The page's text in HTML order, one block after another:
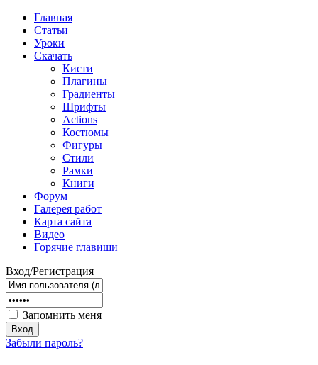
Главная
Статьи
Уроки
Скачать
Кисти
Плагины
Градиенты
Шрифты
Actions
Костюмы
Фигуры
Стили
Рамки
Книги
Форум
Галерея работ
Карта сайта
Видео
Горячие главиши
Вход/Регистрация
Запомнить меня
Забыли пароль?